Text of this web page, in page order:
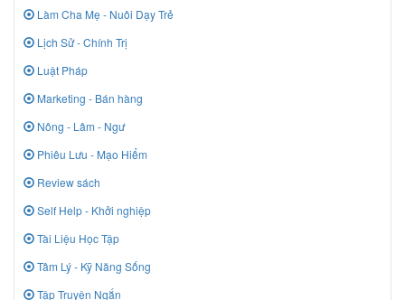
Làm Cha Mẹ - Nuôi Dạy Trẻ
Lịch Sử - Chính Trị
Luật Pháp
Marketing - Bán hàng
Nông - Lâm - Ngư
Phiêu Lưu - Mạo Hiểm
Review sách
Self Help - Khởi nghiệp
Tài Liệu Học Tập
Tâm Lý - Kỹ Năng Sống
Tập Truyện Ngắn